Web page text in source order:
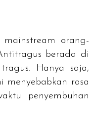
mainstream orang-
berada di
Hanya saja,
menyebabkan rasa
penyembuhan